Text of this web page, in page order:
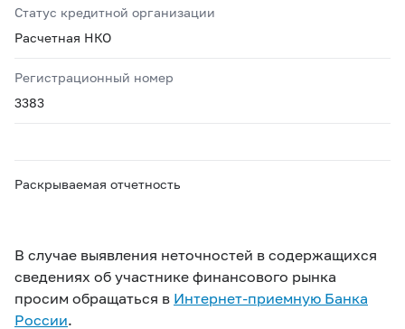
Статус кредитной организации
Расчетная НКО
Регистрационный номер
3383
Раскрываемая отчетность
В случае выявления неточностей в содержащихся
сведениях об участнике финансового рынка
просим обращаться в Интернет-приемную Банка
России.